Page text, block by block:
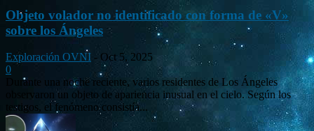
Objeto volador no identificado con forma de «V»
sobre los Ángeles
Exploración OVNI - Oct 5, 2025
0
Durante una noche reciente, varios residentes de Los Ángeles
observaron un objeto de apariencia inusual en el cielo. Según los
testigos, el fenómeno consistía...